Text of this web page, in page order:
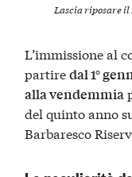
Lascia riposare il
L’immissione al
partiredal 1°
alla vendemmia
del quinto anno
Barbaresco